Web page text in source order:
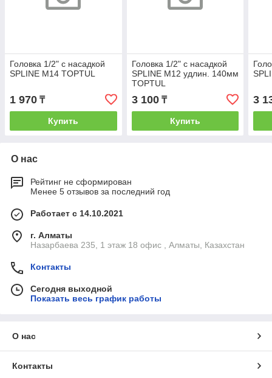
Головка 1/2" с насадкой
SPLINE M14 TOPTUL
1 970 ₸
Купить
Головка 1/2" с насадкой
SPLINE M12 удлин. 140мм
TOPTUL
3 100₸
Купить
3
О нас
Рейтинг не сформирован
Менее 5 отзывов за последний год
Работает с 14.10.2021
г. Алматы
Назарбаева 235, 1 этаж 18 офис , Алматы, Казахстан
Контакты
Сегодня выходной
Показать весь график работы
О нас
Контакты